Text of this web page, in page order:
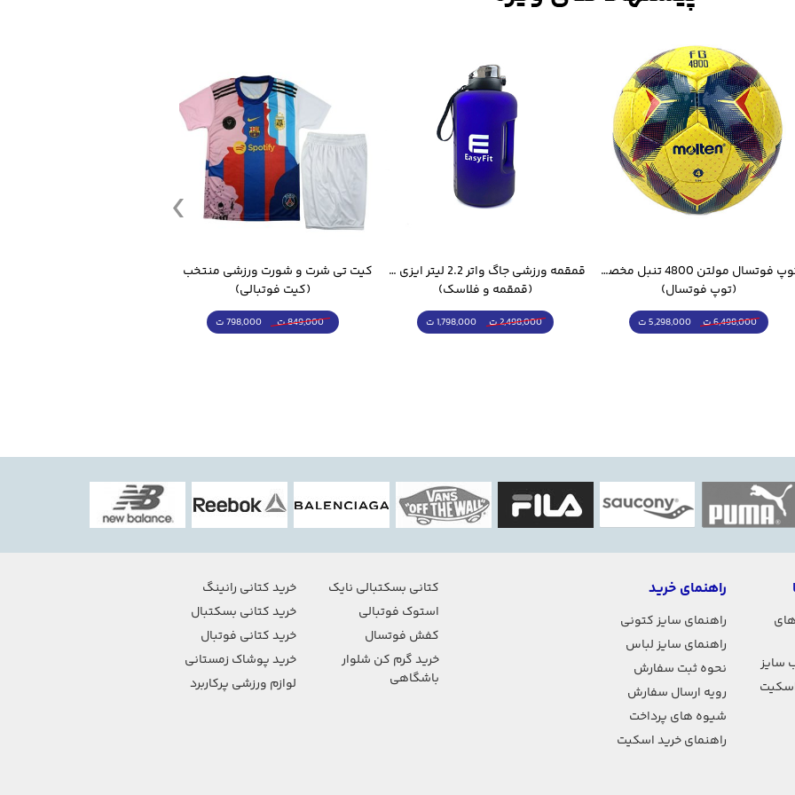
کش زیادی در هنگام حرکت های کششی و مقاومتی را دارد و به دلیل مستحکم و قدرتی بودن
که قصد دارند ورزشپیلاتس
پا بسیار مستحکم و با دوام از جنس نخ قوی با قطر
کش برای تمرینات سنگین مناسب است و به‌راحتی حالت کشسان دارد. همچنین با کنترل
به افزایش قدرت، سرعت و استقامت کمک کند.و همچنین به دلیل حمل آسان در هر مکانی
کش لوپ کنفی
توپ فوتسال مولتن 4800 تنبل مخصوص سالن
(توپ فوتسال)
6,498,000 ت 5,298,000 ت
قمقمه ورزشی جاگ واتر 2.2 لیتر ایزی فیت
(قمقمه و فلاسک)
2,498,000 ت 1,798,000 ت
(کیت فوتبالی)
849,000 ت 798,000 ت
سایز
راهنمای خرید
راهنمای سایز کتونی
راهنمای سایز لباس
نحوه ثبت سفارش
رویه ارسال سفارش
شیوه های پرداخت
راهنمای خرید اسکیت
کتانی بسکتبالی نایک
استوک فوتبالی
کفش فوتسال
خرید گرم کن شلوار
باشگاهی
خرید کتانی رانینگ
خرید کتانی بسکتبال
خرید کتانی فوتبال
خرید پوشاک زمستانی
لوازم ورزشی پرکاربرد